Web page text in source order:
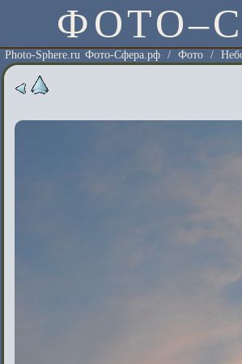
Photo-Sphere.ru Фото-Сфера.рф / Фото /